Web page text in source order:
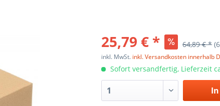
25,79 € *
64,89 € *
inkl. MwSt. inkl. Versandkosten innerhalb
Sofort versandfertig, Lieferzeit